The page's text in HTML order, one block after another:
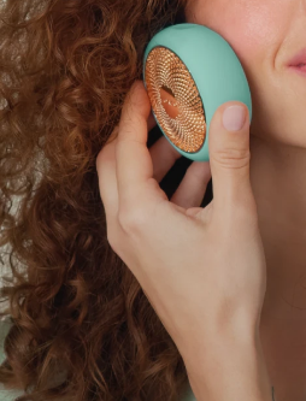
issa™ Teeth Whitening Set
FAQ™ Dual LED Panel
热门产品
Polski
Svenska
Türkçe
简体中文
发货国家
美国
英国
西班牙
澳大利亚